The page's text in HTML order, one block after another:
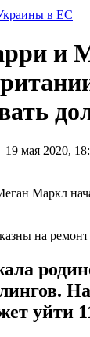
в ЕС
и
19 мая 2020,
на
уйти